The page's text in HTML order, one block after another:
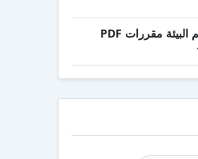
تحميل كتاب علم البيئة مقررات PDF